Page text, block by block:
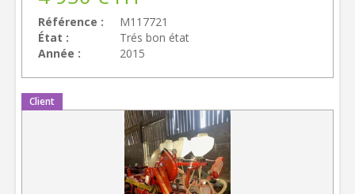
Référence
M117721
État
Trés bon état
Année
2015
Client